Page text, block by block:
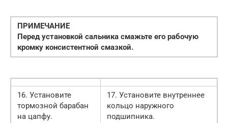
ПРИМЕЧАНИЕ
Перед установкой сальника смажьте его рабочую
кромку консистентной смазкой.
16. Установите
тормозной барабан
на цапфу.
17. Установите внутреннее
кольцо наружного
подшипника.